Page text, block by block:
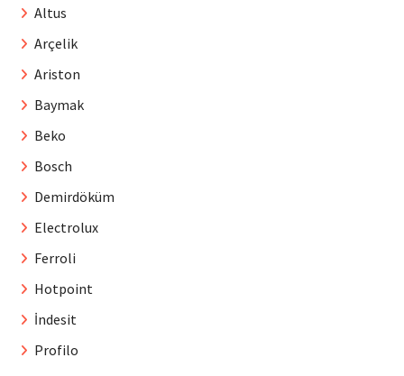
Altus
Arçelik
Ariston
Baymak
Beko
Bosch
Demirdöküm
Electrolux
Ferroli
Hotpoint
İndesit
Profilo